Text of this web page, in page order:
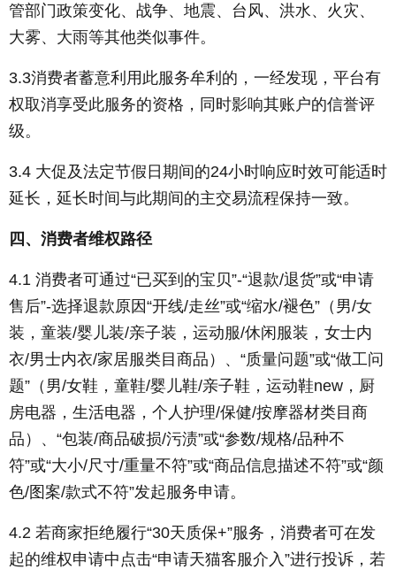
管部门政策变化、战争、地震、台风、洪水、火灾、
大雾、大雨等其他类似事件。
3.3消费者蓄意利用此服务牟利的，一经发现，平台有
权取消享受此服务的资格，同时影响其账户的信誉评
级。
3.4 大促及法定节假日期间的24小时响应时效可能适时
延长，延长时间与此期间的主交易流程保持一致。
四、消费者维权路径
4.1 消费者可通过“已买到的宝贝”-“退款/退货”或“申请
售后”-选择退款原因“开线/走丝”或“缩水/褪色”（男/女
装，童装/婴儿装/亲子装，运动服/休闲服装，女士内
衣/男士内衣/家居服类目商品）、“质量问题”或“做工问
题”（男/女鞋，童鞋/婴儿鞋/亲子鞋，运动鞋new，厨
房电器，生活电器，个人护理/保健/按摩器材类目商
品）、“包装/商品破损/污渍”或“参数/规格/品种不
符”或“大小/尺寸/重量不符”或“商品信息描述不符”或“颜
色/图案/款式不符”发起服务申请。
4.2 若商家拒绝履行“30天质保+”服务，消费者可在发
起的维权申请中点击“申请天猫客服介入”进行投诉，若